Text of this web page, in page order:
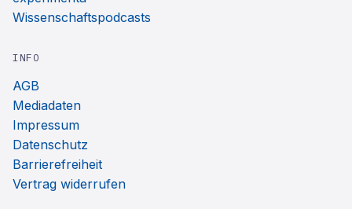
Wissenschaftspodcasts
INFO
AGB
Mediadaten
Impressum
Datenschutz
Barrierefreiheit
Vertrag widerrufen